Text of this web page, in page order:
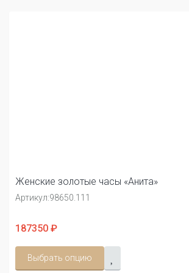
Женские золотые часы «Анита»
Артикул:98650.111
187350 ₽
Выбрать опцию